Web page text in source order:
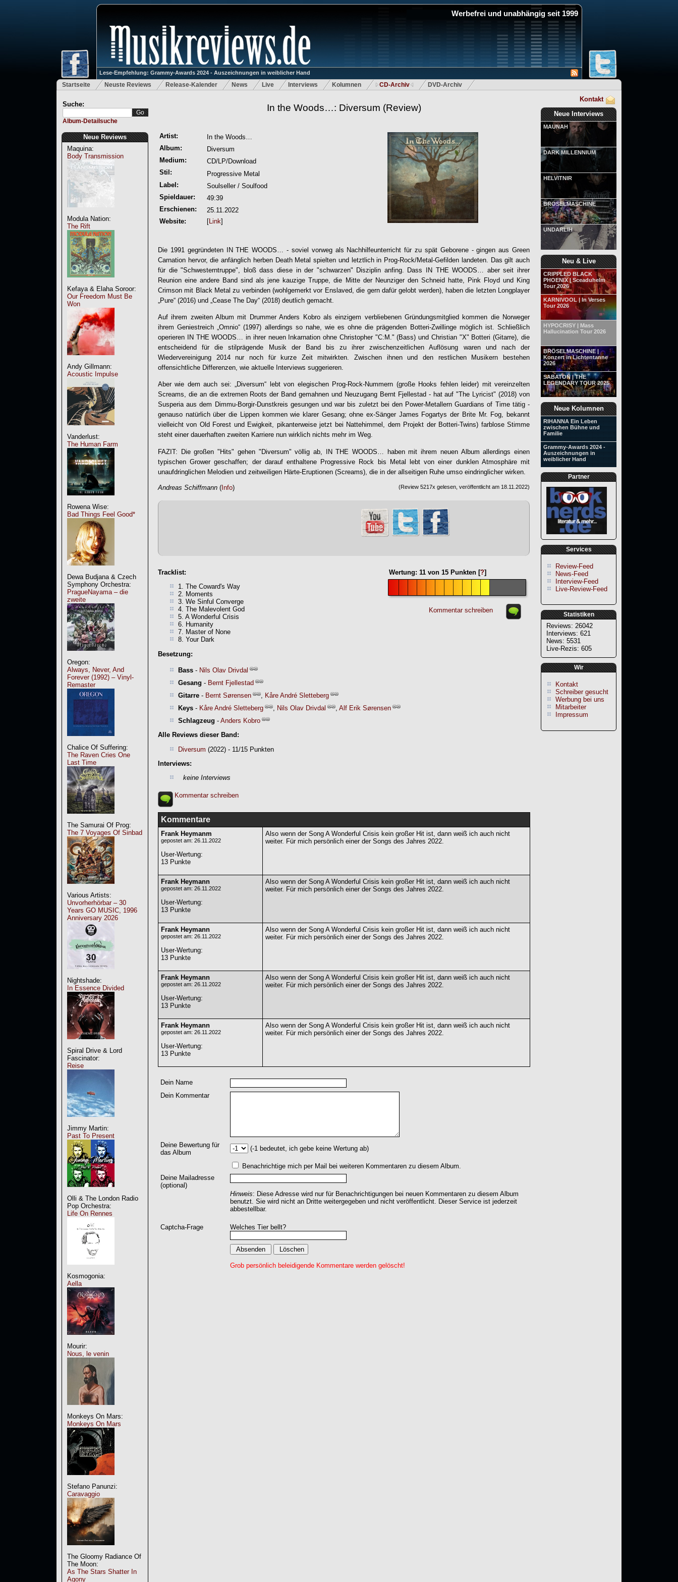
Werbefrei und unabhängig seit 1999
Lese-Empfehlung: Grammy-Awards 2024 - Auszeichnungen in weiblicher Hand
Startseite Neuste Reviews Release-Kalender News Live Interviews Kolumnen CD-Archiv DVD-Archiv
Suche:
Album-Detailsuche
Neue Reviews
Maquina:
Body Transmission
Modula Nation:
The Rift
Kefaya & Elaha Soroor:
Our Freedom Must Be
Won
Andy Gillmann:
Acoustic Impulse
Vanderlust:
The Human Farm
Rowena Wise:
Bad Things Feel Good*
Dewa Budjana & Czech
Symphony Orchestra:
PragueNayama – die
zweite
Oregon:
Always, Never, And
Forever (1992) – Vinyl-
Remaster
Chalice Of Suffering:
The Raven Cries One
Last Time
The Samurai Of Prog:
The 7 Voyages Of Sinbad
Various Artists:
Unvorherhörbar – 30
Years GO MUSIC, 1996
Anniversary 2026
Nightshade:
In Essence Divided
Spiral Drive & Lord
Fascinator:
Reise
Jimmy Martin:
Past To Present
Olli & The London Radio
Pop Orchestra:
Life On Rennes
Kosmogonia:
Aella
Mourir:
Nous, le venin
Monkeys On Mars:
Monkeys On Mars
Stefano Panunzi:
Caravaggio
The Gloomy Radiance Of
The Moon:
As The Stars Shatter In
Agony
Kontakt
Neue Interviews
MAUNAH
DARK MILLENNIUM
HELVITNIR
BRÖSELMASCHINE
UNDARLIH
Neu & Live
CRIPPLED BLACK
PHOENIX | Sceaduhelm
Tour 2026
KARNIVOOL | In Verses
Tour 2026
HYPOCRISY | Mass
Hallucination Tour 2026
BRÖSELMASCHINE |
Konzert in Lichtentanne
2026
SABATON | THE
LEGENDARY TOUR 2025
Neue Kolumnen
RIHANNA Ein Leben
zwischen Bühne und
Familie
Grammy-Awards 2024 -
Auszeichnungen in
weiblicher Hand
Partner
Services
Review-Feed
News-Feed
Interview-Feed
Live-Review-Feed
Statistiken
Reviews: 26042
Interviews: 621
News: 5531
Live-Rezis: 605
Wir
Kontakt
Schreiber gesucht
Werbung bei uns
Mitarbeiter
Impressum
In the Woods…: Diversum (Review)
Artist:
In the Woods…
Album:
Diversum
Medium:
CD/LP/Download
Stil:
Progressive Metal
Label:
Soulseller / Soulfood
Spieldauer:
49:39
Erschienen:
25.11.2022
Website:
[Link]
Die 1991 gegründeten IN THE WOODS…
- soviel vorweg als Nachhilfeunterricht für zu spät Geborene - gingen aus Green
Carnation hervor, die anfänglich herben Death Metal spielten und letztlich in Prog-Rock/Metal-Gefilden landeten. Das gilt auch
für die "Schwesterntruppe", bloß dass diese in der "schwarzen" Disziplin anfing. Dass IN THE WOODS…
aber seit ihrer
Reunion eine andere Band sind als jene kauzige Truppe, die Mitte der Neunziger den Schneid hatte, Pink Floyd und King
Crimson mit Black Metal zu verbinden (wohlgemerkt vor Enslaved, die gern dafür gelobt werden), haben die letzten Longplayer
„Pure“ (2016) und „Cease The Day“ (2018) deutlich gemacht.
Auf ihrem zweiten Album mit Drummer Anders Kobro als einzigem verbliebenen Gründungsmitglied kommen die Norweger
ihrem Geniestreich „Omnio“ (1997) allerdings so nahe, wie es ohne die prägenden Botteri-Zwillinge möglich ist. Schließlich
operieren
IN THE WOODS…
in ihrer neuen Inkarnation ohne Christopher "C:M." (Bass) und Christian "X" Botteri (Gitarre), die
entscheidend für die stilprägende Musik der Band bis zu ihrer zwischenzeitlichen Auflösung waren und nach der
Wiedervereinigung 2014 nur noch für kurze Zeit mitwirkten. Zwischen ihnen und den restlichen Musikern bestehen
offensichtliche Differenzen, wie aktuelle Interviews suggerieren.
Aber wie dem auch sei: „Diversum“ lebt von elegischen Prog-Rock-Nummern (große Hooks fehlen leider) mit vereinzelten
Screams, die an die extremen Roots der Band gemahnen und Neuzugang Bernt Fjellestad - hat auf "The Lyricist" (2018) von
Susperia aus dem Dimmu-Borgir-Dunstkreis gesungen und war bis zuletzt bei den Power-Metallern Guardians of Time tätig -
genauso natürlich über die Lippen kommen wie klarer Gesang; ohne ex-Sänger James Fogartys der Brite Mr. Fog, bekannt
vielleicht von Old Forest und Ewigkeit, pikanterweise jetzt bei Nattehimmel, dem Projekt der Botteri-Twins) farblose Stimme
steht einer dauerhaften zweiten Karriere nun wirklich nichts mehr im Weg.
FAZIT: Die großen "Hits" gehen "Diversum" völlig ab, IN THE WOODS…
haben mit ihrem neuen Album allerdings einen
typischen Grower geschaffen; der darauf enthaltene Progressive Rock bis Metal lebt von einer dunklen Atmosphäre mit
unaufdringlichen Melodien und zeitweiligen Härte-Eruptionen (Screams), die in der allseitigen Ruhe umso eindringlicher wirken.
Andreas Schiffmann ( Info) (Review 5217x gelesen, veröffentlicht am 18.11.2022)
Wertung: 11 von 15 Punkten [?]
Kommentar schreiben
Tracklist:
1. The Coward's Way
2. Moments
3. We Sinful Converge
4. The Malevolent God
5. A Wonderful Crisis
6. Humanity
7. Master of None
8. Your Dark
Besetzung:
Bass - Nils Olav Drivdal
Gesang - Bernt Fjellestad
Gitarre - Bernt Sørensen
Kåre André Sletteberg
Keys - Kåre André Sletteberg Nils Olav Drivdal
Alf Erik Sørensen
Schlagzeug - Anders Kobro
Alle Reviews dieser Band:
Diversum (2022) - 11/15 Punkten
Interviews:
keine Interviews
Kommentar schreiben
Kommentare
Frank Heymanm
gepostet am: 26.11.2022
User-Wertung:
13 Punkte
Also wenn der Song A Wonderful Crisis kein großer Hit ist, dann weiß ich auch nicht
weiter. Für mich persönlich einer der Songs des Jahres 2022.
Frank Heymann
gepostet am: 26.11.2022
User-Wertung:
13 Punkte
Also wenn der Song A Wonderful Crisis kein großer Hit ist, dann weiß ich auch nicht
weiter. Für mich persönlich einer der Songs des Jahres 2022.
Frank Heymann
gepostet am: 26.11.2022
User-Wertung:
13 Punkte
Also wenn der Song A Wonderful Crisis kein großer Hit ist, dann weiß ich auch nicht
weiter. Für mich persönlich einer der Songs des Jahres 2022.
Frank Heymann
gepostet am: 26.11.2022
User-Wertung:
13 Punkte
Also wenn der Song A Wonderful Crisis kein großer Hit ist, dann weiß ich auch nicht
weiter. Für mich persönlich einer der Songs des Jahres 2022.
Frank Heymann
gepostet am: 26.11.2022
User-Wertung:
13 Punkte
Also wenn der Song A Wonderful Crisis kein großer Hit ist, dann weiß ich auch nicht
weiter. Für mich persönlich einer der Songs des Jahres 2022.
Dein Name
Dein Kommentar
Deine Bewertung für
das Album
(-1 bedeutet, ich gebe keine Wertung ab)
Benachrichtige mich per Mail bei weiteren Kommentaren zu diesem Album.
Deine Mailadresse
(optional)
Hinweis: Diese Adresse wird nur für Benachrichtigungen bei neuen Kommentaren zu diesem Album
benutzt. Sie wird nicht an Dritte weitergegeben und nicht veröffentlicht. Dieser Service ist jederzeit
abbestellbar.
Captcha-Frage Welches Tier bellt?
Grob persönlich beleidigende Kommentare werden gelöscht!